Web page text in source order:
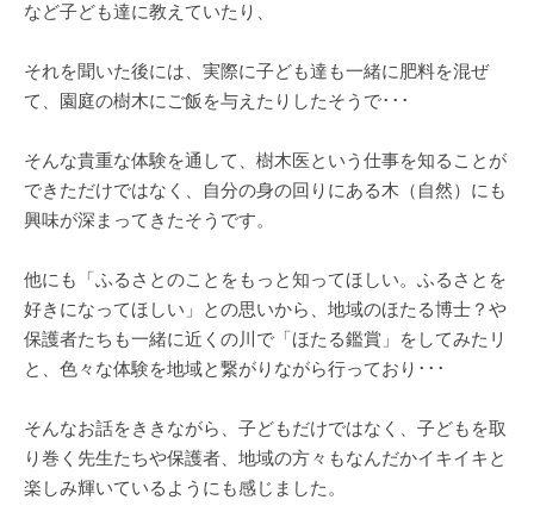
など子ども達に教えていたり、
それを聞いた後には、実際に子ども達も一緒に肥料を混ぜ
て、園庭の樹木にご飯を与えたりしたそうで･･･
そんな貴重な体験を通して、樹木医という仕事を知ることが
できただけではなく、自分の身の回りにある木（自然）にも
興味が深まってきたそうです。
他にも「ふるさとのことをもっと知ってほしい。ふるさとを
好きになってほしい」との思いから、地域のほたる博士？や
保護者たちも一緒に近くの川で「ほたる鑑賞」をしてみたリ
と、色々な体験を地域と繋がりながら行っており･･･
そんなお話をききながら、子どもだけではなく、子どもを取
り巻く先生たちや保護者、地域の方々もなんだかイキイキと
楽しみ輝いているようにも感じました。